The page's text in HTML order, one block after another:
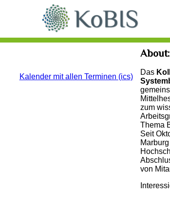
Kalender mit allen Terminen (ics)
About:
Das
zum
Thema
Seit
von